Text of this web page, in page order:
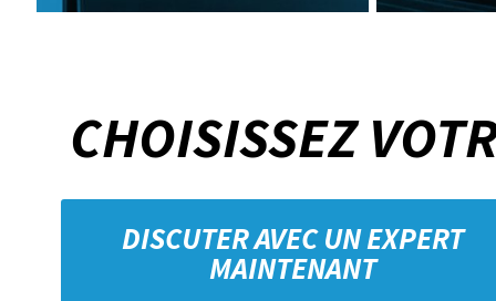
CHOISISSEZ
DISCUTER AVEC UN EXPERT
MAINTENANT